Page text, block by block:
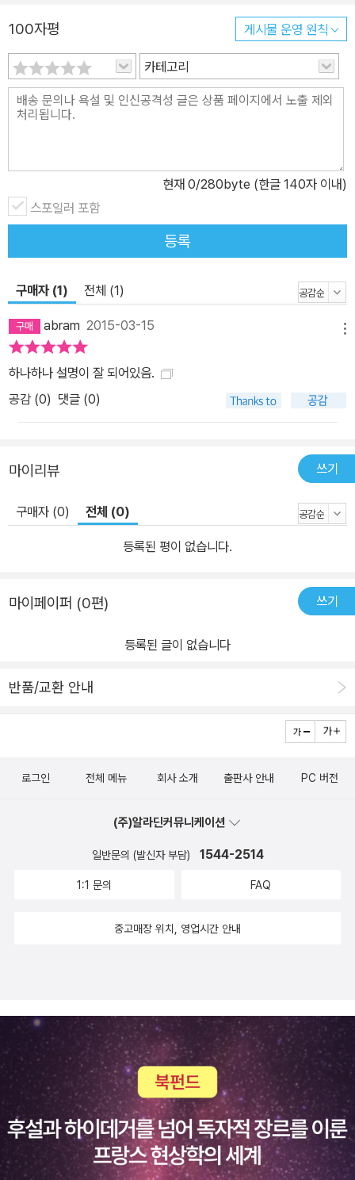
화면 그대로를 가지고 설명하기 때문에 초보자도 이해하기 쉽다. ②
SKT, KT, LGU+ 각 이동통신사에서 제공하는 앱을 소개하여 이용
하는 이동통신사에 상관없이 볼 수 있다. ③ 인덱스형 목차로 구성하
여 궁금한 내용이 있을 때 바로 찾아볼 수 있다. ④ 사용법 설명을 한
두 페이지 안에 담아서 궁금한 기능을 한눈에 익힐 수 있다.
100자평 게시물 운영 원칙
카테고리
현재 0/280byte (한글 140자 이내)
스포일러 포함
등록
구매자 (1) 전체 (1)
abram 2015-03-15
하나하나 설명이 잘 되어있음.
공감 (0) 댓글 (0)
마이리뷰 쓰기
구매자 (0) 전체 (0)
등록된 평이 없습니다.
마이페이퍼 (0편) 쓰기
등록된 글이 없습니다
반품/교환 안내
로그인 전체 메뉴 회사 소개 출판사 안내 PC 버전
(주)알라딘커뮤니케이션
일반문의 (발신자 부담) 1544-2514
1:1 문의 FAQ
중고매장 위치, 영업시간 안내